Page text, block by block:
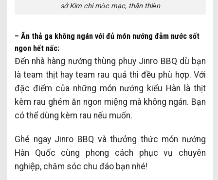
sở Kim chi mộc mạc, thân thiện
– Ăn thả ga không ngán với đủ món nướng đẫm nước sốt
ngon hết nấc:
Đến nhà hàng nướng thùng phuy Jinro BBQ dù bạn
là team thịt hay team rau quả thì đều phù hợp. Với
đặc điểm của những món nướng kiểu Hàn là thịt
kèm rau ghém ăn ngon miệng mà không ngán. Bạn
có thể dùng kèm rau nếu muốn.
Ghé ngay Jinro BBQ và thưởng thức món nướng
Hàn Quốc cùng phong cách phục vụ chuyên
nghiệp, chăm sóc chu đáo bạn nhé!